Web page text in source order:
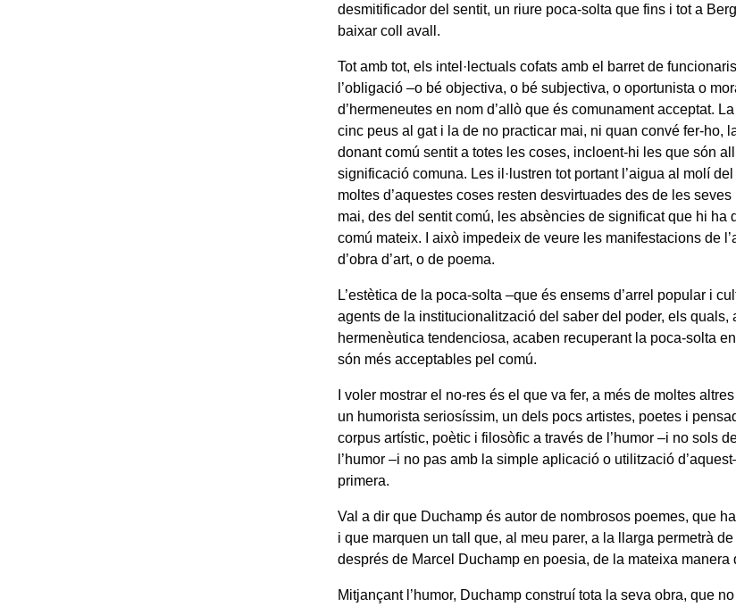
desmitificador del sentit, un riure poca-solta que fins i tot a
baixar coll avall.
Tot amb tot, els intel·lectuals cofats amb el barret de
l’obligació –o bé objectiva, o bé subjectiva, o oportunista o
d’hermeneutes en nom d’allò que és comunament acceptat.
cinc peus al gat i la de no practicar mai, ni quan convé fer-ho,
donant comú sentit a totes les coses, incloent-hi les que són
significació comuna. Les il·lustren tot portant l’aigua al molí
moltes d’aquestes coses resten desvirtuades des de les
mai, des del sentit comú, les absències de significat que hi ha
comú mateix. I això impedeix de veure les manifestacions de
d’obra d’art, o de poema.
L’estètica de la poca-solta –que és ensems d’arrel popular i
agents de la institucionalització del saber del poder, els quals,
hermenèutica tendenciosa, acaben recuperant la poca-solta
són més acceptables pel comú.
I voler mostrar el no-res és el que va fer, a més de moltes
un humorista seriosíssim, un dels pocs artistes, poetes i
corpus artístic, poètic i filosòfic a través de l’humor –i no sols
l’humor –i no pas amb la simple aplicació o utilització
primera.
Val a dir que Duchamp és autor de nombrosos poemes, que
i que marquen un tall que, al meu parer, a la llarga permetrà
després de Marcel Duchamp en poesia, de la mateixa manera
Mitjançant l’humor, Duchamp construí tota la seva obra, que